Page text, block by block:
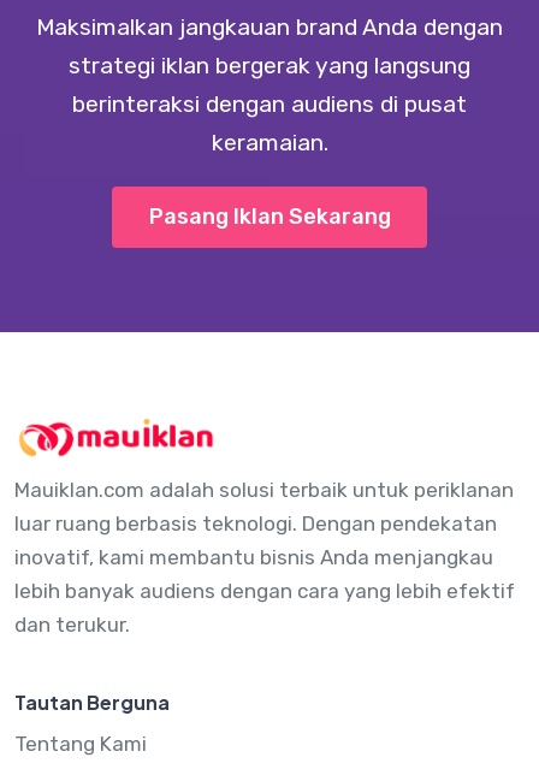
Maksimalkan jangkauan brand Anda dengan
strategi iklan bergerak yang langsung
berinteraksi dengan audiens di pusat
keramaian.
Pasang Iklan Sekarang
Mauiklan.com adalah solusi terbaik untuk periklanan
luar ruang berbasis teknologi. Dengan pendekatan
inovatif, kami membantu bisnis Anda menjangkau
lebih banyak audiens dengan cara yang lebih efektif
dan terukur.
Tautan Berguna
Tentang Kami